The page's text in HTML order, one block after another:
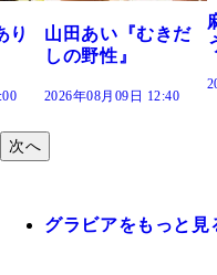
だ
麻倉瑞季『夏がそ
うさせた』
次へ
グラビアをもっと見